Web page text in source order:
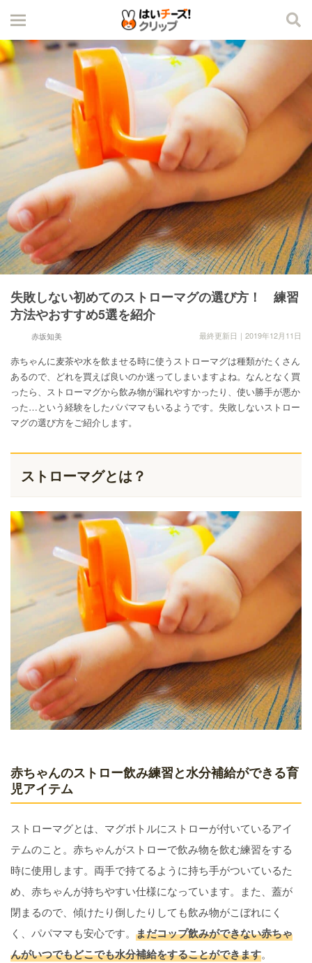
失敗しない初めてのストローマグの選び方！ 練習
方法やおすすめ5選を紹介
赤坂知美 最終更新日｜2019年12月11日
赤ちゃんに麦茶や水を飲ませる時に使うストローマグは種類がたくさん
あるので、どれを買えば良いのか迷ってしまいますよね。なんとなく買
ったら、ストローマグから飲み物が漏れやすかったり、使い勝手が悪か
った…という経験をしたパパママもいるようです。失敗しないストロー
マグの選び方をご紹介します。
ストローマグとは？
赤ちゃんのストロー飲み練習と水分補給ができる育
児アイテム
ストローマグとは、マグボトルにストローが付いているアイ
テムのこと。赤ちゃんがストローで飲み物を飲む練習をする
時に使用します。両手で持てるように持ち手がついているた
め、赤ちゃんが持ちやすい仕様になっています。また、蓋が
閉まるので、傾けたり倒したりしても飲み物がこぼれにく
く、パパママも安心です。 まだコップ飲みができない赤ちゃ
んがいつでもどこでも水分補給をすることができます。